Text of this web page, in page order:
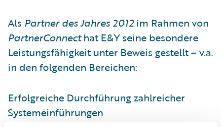
Als Partner des Jahres2012im Rahmen von
PartnerConnecthat E&Y seine besondere
Leistungsfähigkeit unter Beweis gestellt – v.a.
in den folgenden Bereichen:
Erfolgreiche Durchführung zahlreicher
Systemeinführungen